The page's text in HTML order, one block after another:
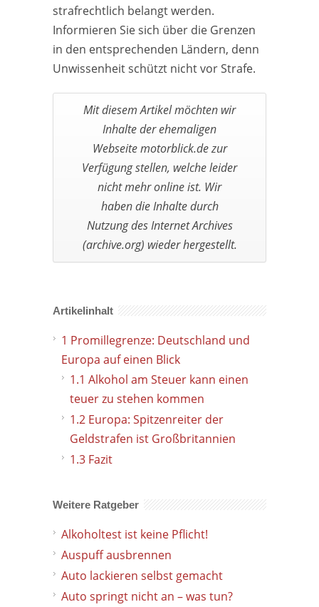
strafrechtlich belangt werden.
Informieren Sie sich über die Grenzen
in den entsprechenden Ländern, denn
Unwissenheit schützt nicht vor Strafe.
Artikelinhalt
1 Promillegrenze: Deutschland und
Europa auf einen Blick
1.1 Alkohol am Steuer kann einen
teuer zu stehen kommen
1.2 Europa: Spitzenreiter der
Geldstrafen ist Großbritannien
1.3 Fazit
Weitere Ratgeber
Alkoholtest ist keine Pflicht!
Auspuff ausbrennen
Auto lackieren selbst gemacht
Auto springt nicht an – was tun?